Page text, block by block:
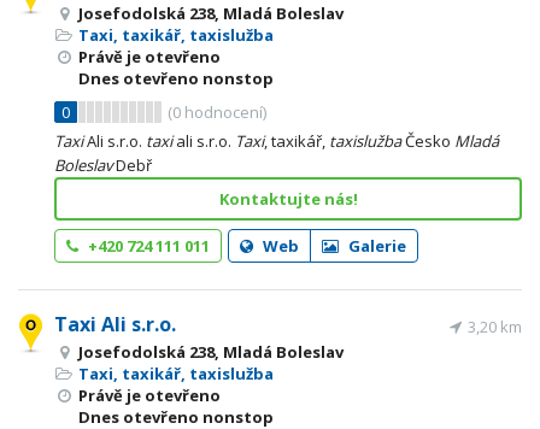
Josefodolská 238, Mladá Boleslav
Taxi, taxikář, taxislužba
Právě je otevřeno
Dnes otevřeno nonstop
0
(0 hodnocení)
TaxiAli s.r.o. taxiali s.r.o. Taxi, taxikář, taxislužbaČesko Mladá
BoleslavDebř
Kontaktujte nás!
+420 724 111 011 Web Galerie
Taxi Ali s.r.o.
Josefodolská 238, Mladá Boleslav
Taxi, taxikář, taxislužba
Právě je otevřeno
Dnes otevřeno nonstop
3,20 km